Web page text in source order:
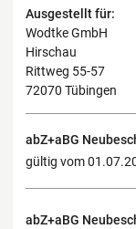
Ausgestellt für:
Wodtke GmbH
Hirschau
Rittweg 55-57
72070 Tübingen
abZ+aBG
gültig vom
abZ+aBG